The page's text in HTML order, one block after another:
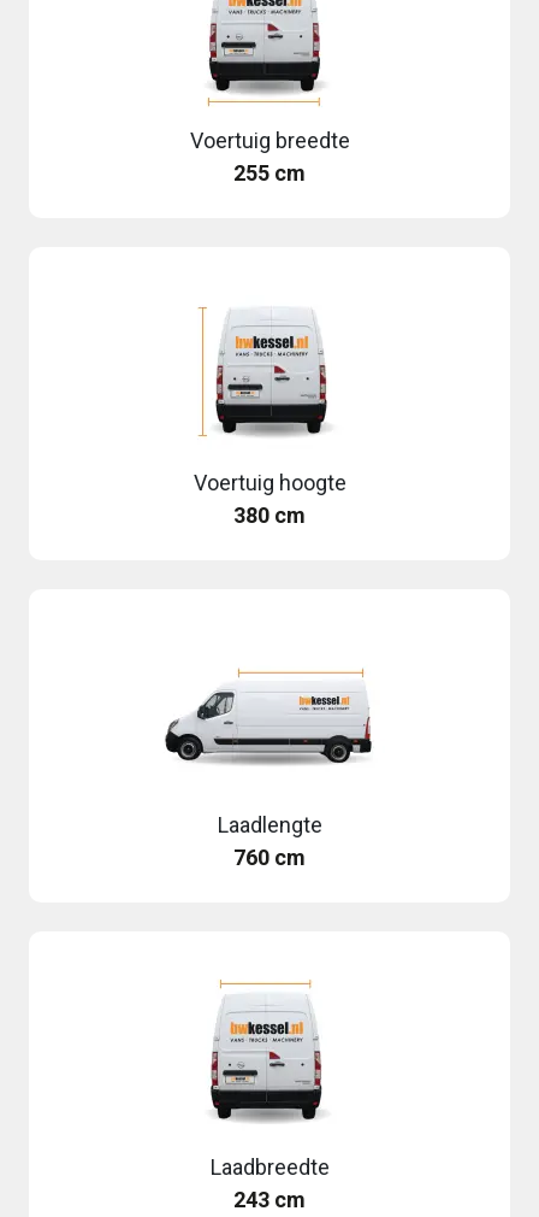
Voertuig breedte
255 cm
Voertuig hoogte
380 cm
Laadlengte
760 cm
Laadbreedte
243 cm